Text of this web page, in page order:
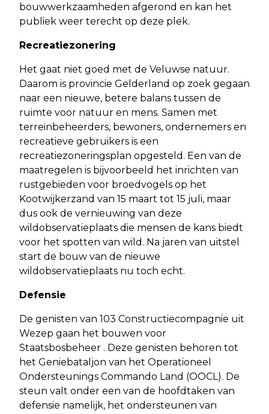
bouwwerkzaamheden afgerond en kan het
publiek weer terecht op deze plek.
Recreatiezonering
Het gaat niet goed met de Veluwse natuur.
Daarom is provincie Gelderland op zoek gegaan
naar een nieuwe, betere balans tussen de
ruimte voor natuur en mens. Samen met
terreinbeheerders, bewoners, ondernemers en
recreatieve gebruikers is een
recreatiezoneringsplan opgesteld. Een van de
maatregelen is bijvoorbeeld het inrichten van
rustgebieden voor broedvogels op het
Kootwijkerzand van 15 maart tot 15 juli, maar
dus ook de vernieuwing van deze
wildobservatieplaats die mensen de kans biedt
voor het spotten van wild. Na jaren van uitstel
start de bouw van de nieuwe
wildobservatieplaats nu toch echt.
Defensie
De genisten van 103 Constructiecompagnie uit
Wezep gaan het bouwen voor
Staatsbosbeheer . Deze genisten behoren tot
het Geniebataljon van het Operationeel
Ondersteunings Commando Land (OOCL). De
steun valt onder een van de hoofdtaken van
defensie namelijk, het ondersteunen van